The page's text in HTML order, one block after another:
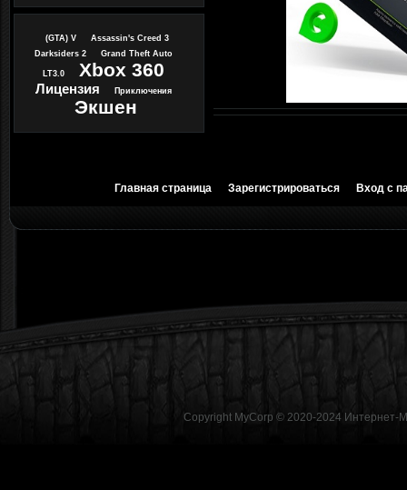
(GTA) V
Assassin's Creed 3
Darksiders 2
Grand Theft Auto
LT3.0 Xbox 360
Лицензия Приключения
Экшен
Главная страница Зарегистрироваться Вход с
Copyright MyCorp © 2020-2024 Интернет-